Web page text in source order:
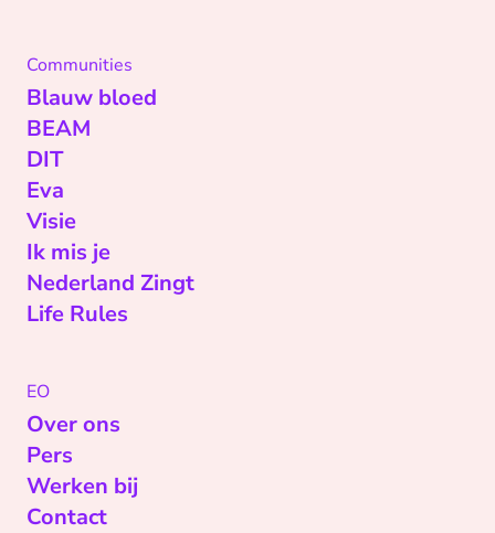
Communities
Blauw bloed
BEAM
DIT
Eva
Visie
Ik mis je
Nederland Zingt
Life Rules
EO
Over ons
Pers
Werken bij
Contact